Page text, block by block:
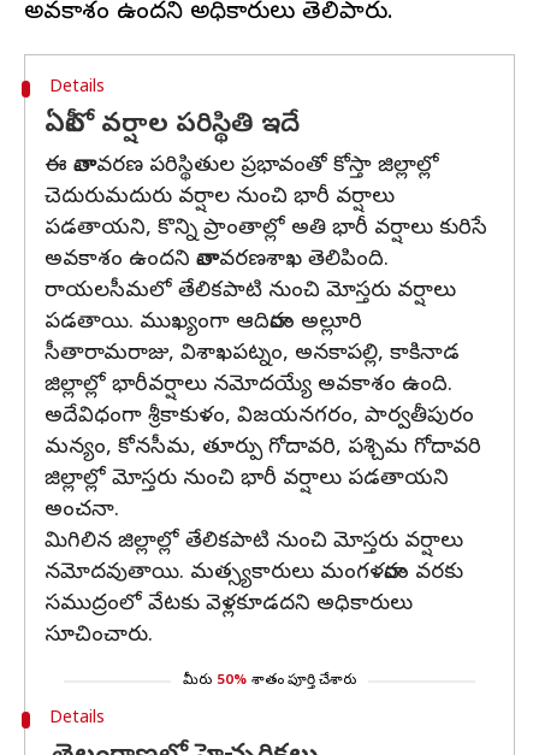
Details
ఏపీలో వర్షాల పరిస్థితి ఇదే
ఈ వాతావరణ పరిస్థితుల ప్రభావంతో కోస్తా జిల్లాల్లో
చెదురుమదురు వర్షాల నుంచి భారీ వర్షాలు
పడతాయని, కొన్ని ప్రాంతాల్లో అతి భారీ వర్షాలు కురిసే
అవకాశం ఉందని వాతావరణశాఖ తెలిపింది.
రాయలసీమలో తేలికపాటి నుంచి మోస్తరు వర్షాలు
పడతాయి. ముఖ్యంగా ఆదివారం అల్లూరి
సీతారామరాజు, విశాఖపట్నం, అనకాపల్లి, కాకినాడ
జిల్లాల్లో భారీవర్షాలు నమోదయ్యే అవకాశం ఉంది.
అదేవిధంగా శ్రీకాకుళం, విజయనగరం, పార్వతీపురం
మన్యం, కోనసీమ, తూర్పు గోదావరి, పశ్చిమ గోదావరి
జిల్లాల్లో మోస్తరు నుంచి భారీ వర్షాలు పడతాయని
అంచనా.
మిగిలిన జిల్లాల్లో తేలికపాటి నుంచి మోస్తరు వర్షాలు
నమోదవుతాయి. మత్స్యకారులు మంగళవారం వరకు
సముద్రంలో వేటకు వెళ్లకూడదని అధికారులు
సూచించారు.
మీరు 50% శాతం పూర్తి చేశారు
Details